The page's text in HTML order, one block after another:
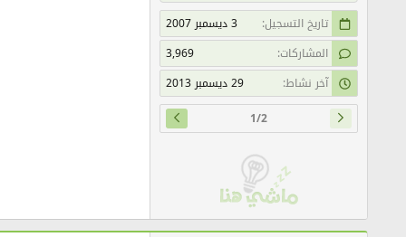
تاريخ التسجيل
3 ديسمبر 2007
المشاركات
3,969
آخر نشاط
29 ديسمبر 2013
1/2